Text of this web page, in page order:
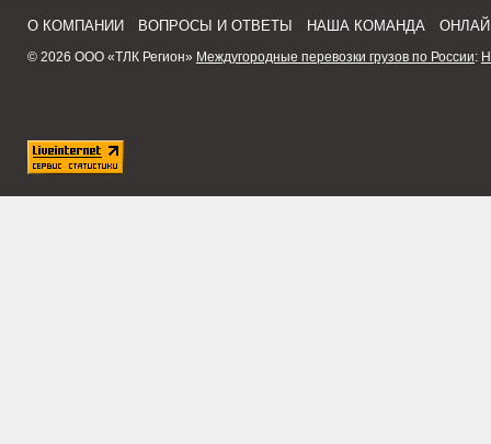
О КОМПАНИИ ВОПРОСЫ И ОТВЕТЫ НАША КОМАНДА
© 2026 ООО «ТЛК Регион» Междугородные перевозки грузов по России: